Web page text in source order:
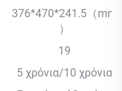
376*470*241.5（mm
）
19
5 χρόνια/10 χρόνια